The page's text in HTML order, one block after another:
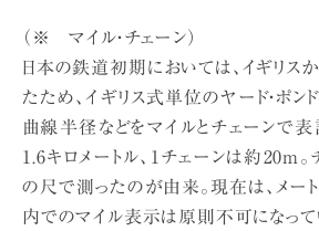
（※ マイル・チェーン）
日本の鉄道初期においては、イギリス
たため、イギリス式単位のヤード・ポン
曲線半径などをマイルとチェーンで表
1.6キロメートル、1チェーンは約20m。
の尺で測ったのが由来。現在は、メー
内でのマイル表示は原則不可になって